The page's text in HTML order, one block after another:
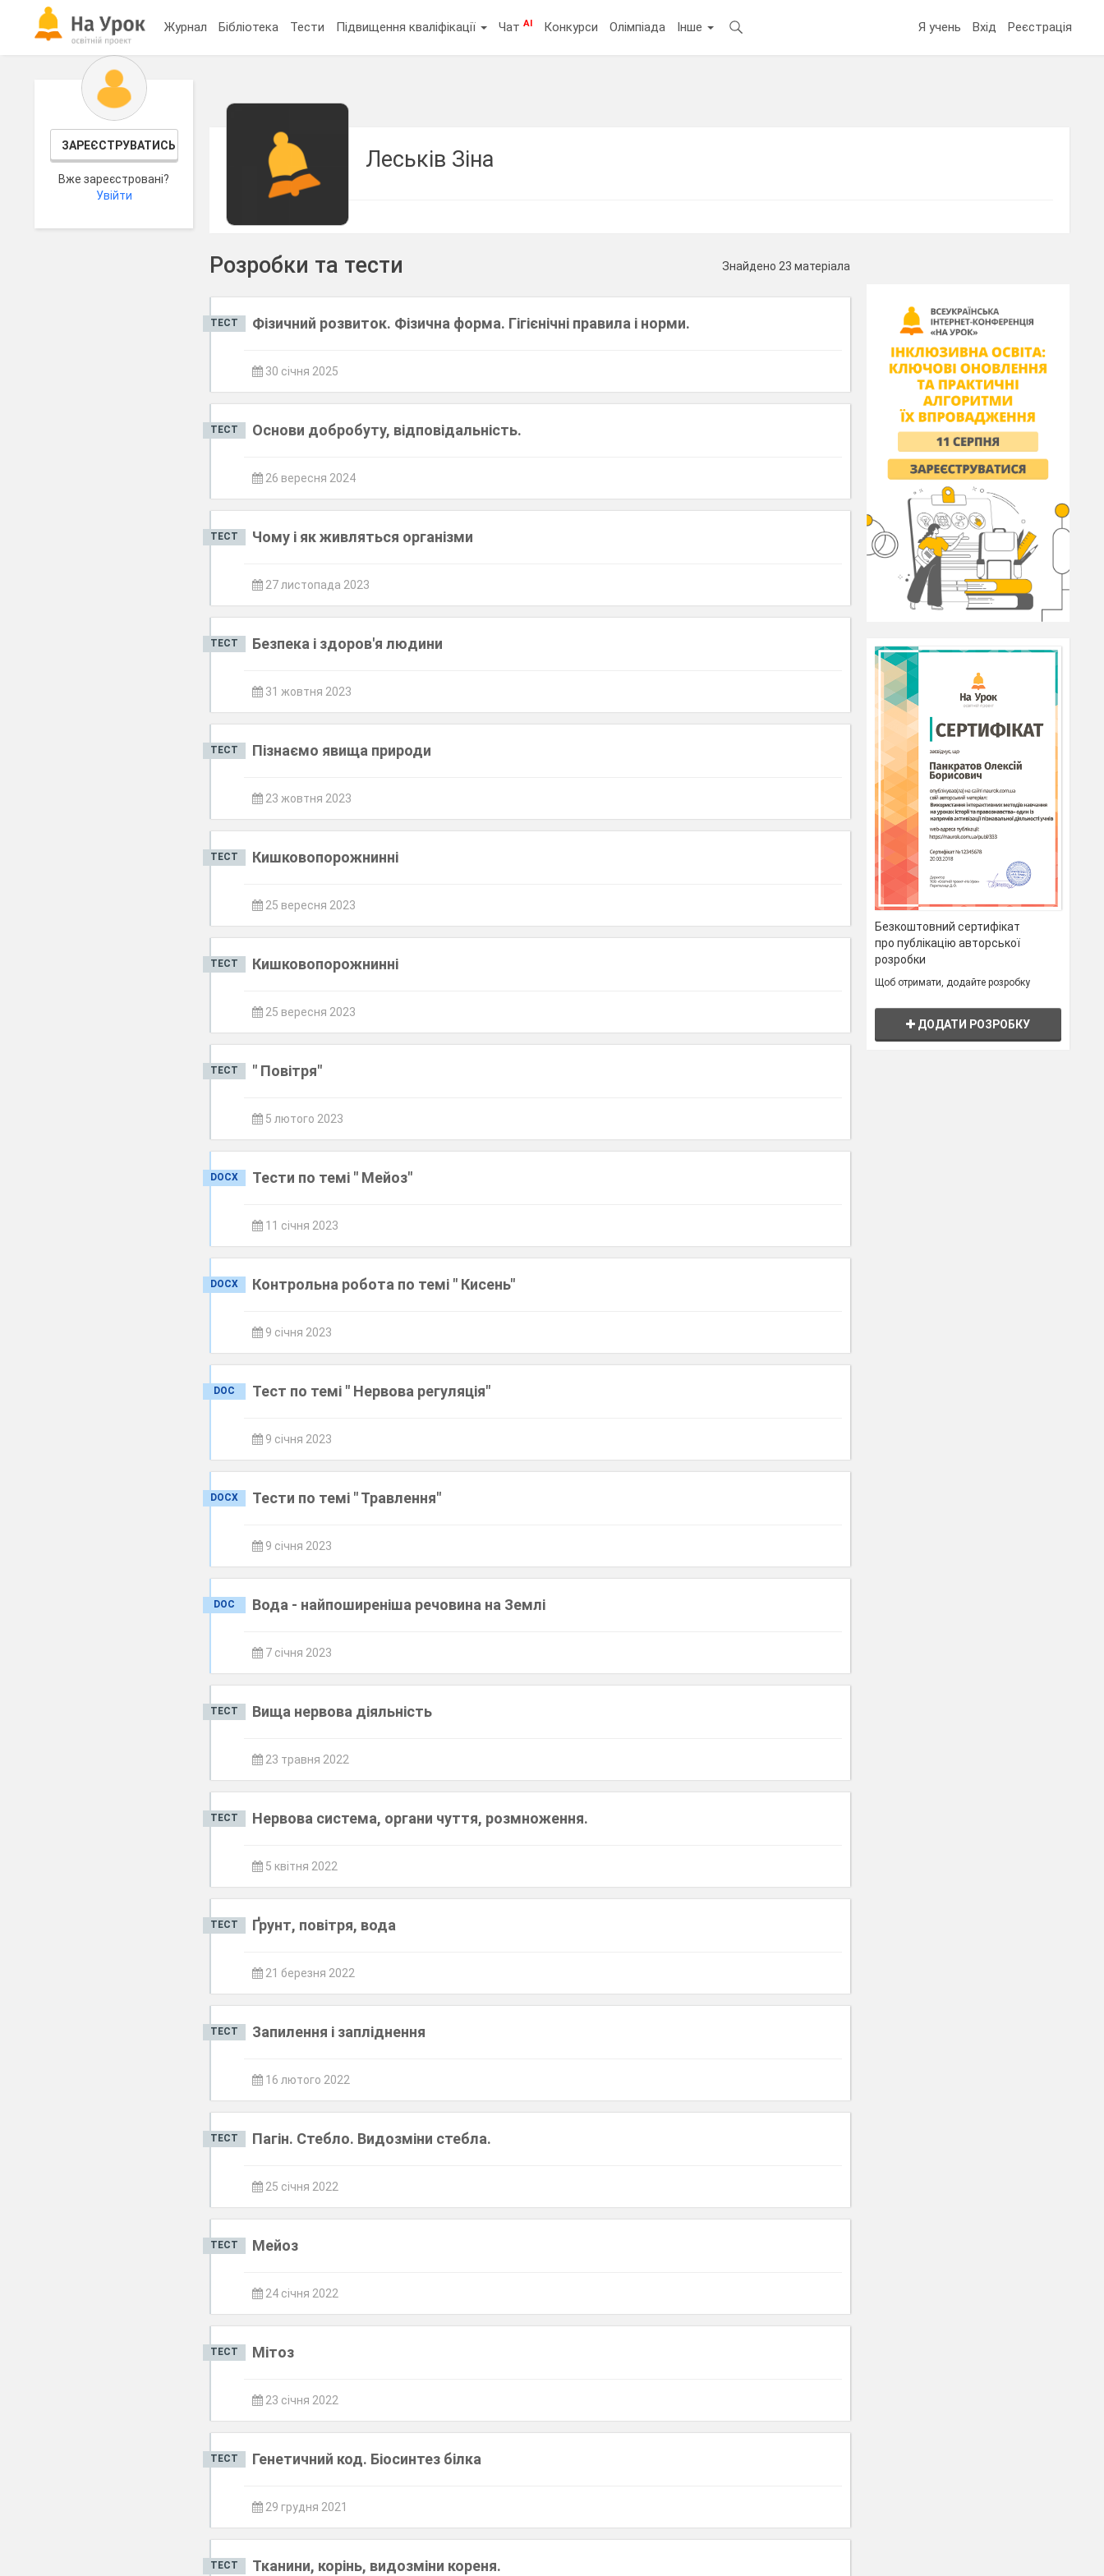
Журнал Бібліотека Тести Підвищення кваліфікації ЧатAI Конкурси Олімпіада Інше Я учень Вхід Реєстрація
ЗАРЕЄСТРУВАТИСЬ
Вже зареєстровані?
Увійти
Леськів Зіна
Розробки та тести Знайдено 23 матеріала
ТЕСТ Фізичний розвиток. Фізична форма. Гігієнічні правила і норми.
30 січня 2025
ТЕСТ Основи добробуту, відповідальність.
26 вересня 2024
ТЕСТ Чому і як живляться організми
27 листопада 2023
ТЕСТ Безпека і здоров'я людини
31 жовтня 2023
ТЕСТ Пізнаємо явища природи
23 жовтня 2023
ТЕСТ Кишковопорожнинні
25 вересня 2023
ТЕСТ Кишковопорожнинні
25 вересня 2023
ТЕСТ " Повітря"
5 лютого 2023
DOCX Тести по темі " Мейоз"
11 січня 2023
DOCX Контрольна робота по темі " Кисень"
9 січня 2023
DOC Тест по темі " Нервова регуляція"
9 січня 2023
DOCX Тести по темі " Травлення"
9 січня 2023
DOC Вода - найпоширеніша речовина на Землі
7 січня 2023
ТЕСТ Вища нервова діяльність
23 травня 2022
ТЕСТ Нервова система, органи чуття, розмноження.
5 квітня 2022
ТЕСТ Ґрунт, повітря, вода
21 березня 2022
ТЕСТ Запилення і запліднення
16 лютого 2022
ТЕСТ Пагін. Стебло. Видозміни стебла.
25 січня 2022
ТЕСТ Мейоз
24 січня 2022
ТЕСТ Мітоз
23 січня 2022
ТЕСТ Генетичний код. Біосинтез білка
29 грудня 2021
ТЕСТ Тканини, корінь, видозміни кореня.
Безкоштовний сертифікат
про публікацію авторської
розробки
Щоб отримати, додайте розробку
ДОДАТИ РОЗРОБКУ